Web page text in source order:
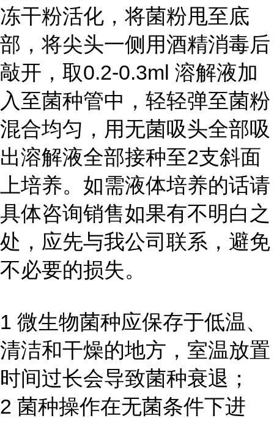
冻干粉活化，将菌粉甩至底
部，将尖头一侧用酒精消毒后
敲开，取0.2-0.3ml 溶解液加
入至菌种管中，轻轻弹至菌粉
混合均匀，用无菌吸头全部吸
出溶解液全部接种至2支斜面
上培养。如需液体培养的话请
具体咨询销售如果有不明白之
处，应先与我公司联系，避免
不必要的损失。
1 微生物菌种应保存于低温、
清洁和干燥的地方，室温放置
时间过长会导致菌种衰退；
2 菌种操作在无菌条件下进